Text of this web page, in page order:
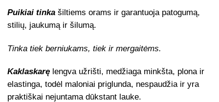
Puikiai tinka šiltiems orams ir garantuoja patogumą,
stilių, jaukumą ir šilumą.
Tinka tiek berniukams, tiek ir mergaitėms.
Kaklaskarę lengva užrišti, medžiaga minkšta, plona ir
elastinga, todėl maloniai priglunda, nespaudžia ir yra
praktiškai nejuntama dūkstant lauke.